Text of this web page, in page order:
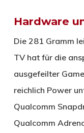
Hardware
Die 281 Gramm
TV hat für die
ausgefeilter
reichlich Power
Qualcomm
Qualcomm